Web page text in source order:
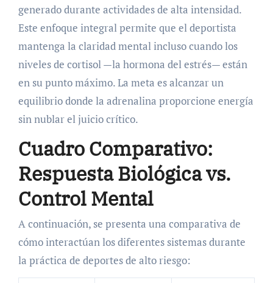
generado durante actividades de alta intensidad.
Este enfoque integral permite que el deportista
mantenga la claridad mental incluso cuando los
niveles de cortisol —la hormona del estrés— están
en su punto máximo. La meta es alcanzar un
equilibrio donde la adrenalina proporcione energía
sin nublar el juicio crítico.
Cuadro Comparativo:
Respuesta Biológica vs.
Control Mental
A continuación, se presenta una comparativa de
cómo interactúan los diferentes sistemas durante
la práctica de deportes de alto riesgo: